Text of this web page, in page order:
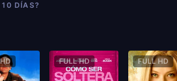
10 DÍAS?
FULL HD FULL HD